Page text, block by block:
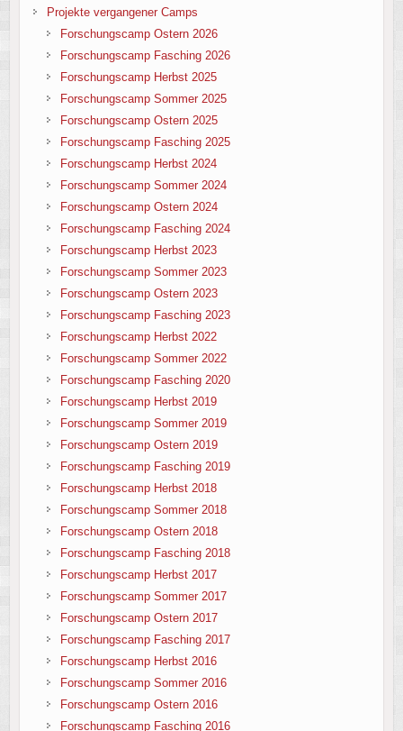
Projekte vergangener Camps
Forschungscamp Ostern 2026
Forschungscamp Fasching 2026
Forschungscamp Herbst 2025
Forschungscamp Sommer 2025
Forschungscamp Ostern 2025
Forschungscamp Fasching 2025
Forschungscamp Herbst 2024
Forschungscamp Sommer 2024
Forschungscamp Ostern 2024
Forschungscamp Fasching 2024
Forschungscamp Herbst 2023
Forschungscamp Sommer 2023
Forschungscamp Ostern 2023
Forschungscamp Fasching 2023
Forschungscamp Herbst 2022
Forschungscamp Sommer 2022
Forschungscamp Fasching 2020
Forschungscamp Herbst 2019
Forschungscamp Sommer 2019
Forschungscamp Ostern 2019
Forschungscamp Fasching 2019
Forschungscamp Herbst 2018
Forschungscamp Sommer 2018
Forschungscamp Ostern 2018
Forschungscamp Fasching 2018
Forschungscamp Herbst 2017
Forschungscamp Sommer 2017
Forschungscamp Ostern 2017
Forschungscamp Fasching 2017
Forschungscamp Herbst 2016
Forschungscamp Sommer 2016
Forschungscamp Ostern 2016
Forschungscamp Fasching 2016